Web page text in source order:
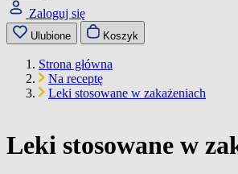
Zaloguj się
Ulubione Koszyk
Strona główna
Na receptę
Leki stosowane w zakażeniach
Leki stosowane w